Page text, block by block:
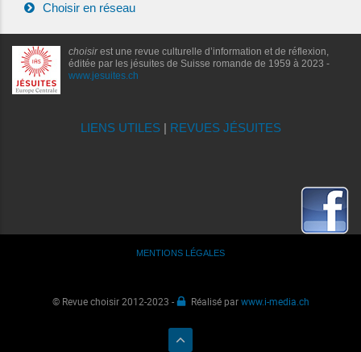
Choisir en réseau
choisirest une revue culturelle d’information et de réflexion,
éditée par les jésuites de Suisse romande de 1959 à 2023 -
www.jesuites.ch
LIENS UTILES| REVUES JÉSUITES
MENTIONS LÉGALES
© Revue choisir 2012-2023 - Réalisé parwww.i-media.ch